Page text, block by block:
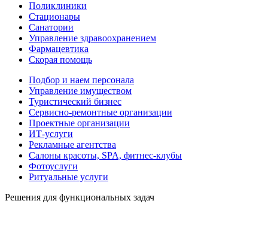
Поликлиники
Стационары
Санатории
Управление здравоохранением
Фармацевтика
Скорая помощь
Подбор и наем персонала
Управление имуществом
Туристический бизнес
Сервисно-ремонтные организации
Проектные организации
ИТ-услуги
Рекламные агентства
Салоны красоты, SPA, фитнес-клубы
Фотоуслуги
Ритуальные услуги
Решения для функциональных задач